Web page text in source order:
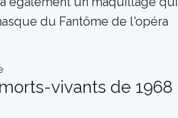
du Fantôme de l'opéra
vivants de 1968